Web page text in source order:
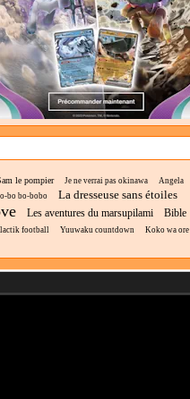
le pompier Je ne verrai pas okinawa
Angela
bo bo-bobo
La dresseuse sans étoiles
Les aventures du marsupilami
Bible
football Yuuwaku countdown
Koko wa ore